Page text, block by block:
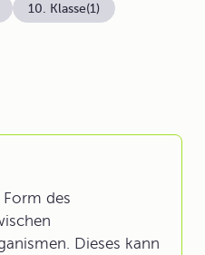
des
Dieses kann
10. Klasse(1)